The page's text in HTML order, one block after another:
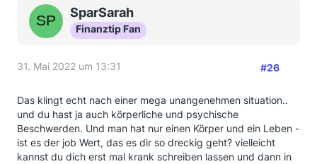
SparSarah
Finanztip Fan
31. Mai 2022 um 13:31 #26
Das klingt echt nach einer mega unangenehmen situation..
und du hast ja auch körperliche und psychische
Beschwerden. Und man hat nur einen Körper und ein Leben -
ist es der job Wert, das es dir so dreckig geht? vielleicht
kannst du dich erst mal krank schreiben lassen und dann in